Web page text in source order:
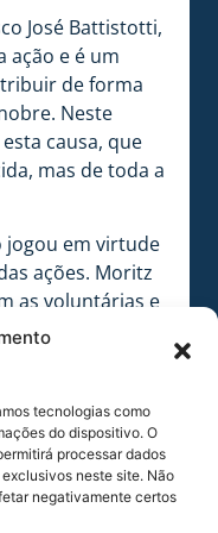
tecnologias como
do dispositivo. O
processar dados
neste site. Não
negativamente certos
José Battistotti,
ação e é um
de forma
Neste
causa, que
mas de toda a
jogou em virtude
ações. Moritz
as voluntárias e
nos corredores
de venda de
de presente
solidário. “Fico
tão